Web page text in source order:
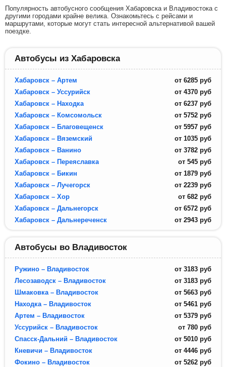
Популярность автобусного сообщения Хабаровска и Владивостока с
другими городами крайне велика. Ознакомьтесь с рейсами и
маршрутами, которые могут стать интересной альтернативой вашей
поездке.
Автобусы из Хабаровска
Хабаровск – Артем от 6285 руб
Хабаровск – Уссурийск
от 4370 руб
Хабаровск – Находка
от 6237 руб
Хабаровск – Комсомольск
от 5752 руб
Хабаровск – Благовещенск
от 5957 руб
Хабаровск – Вяземский
от 1035 руб
Хабаровск – Ванино
от 3782 руб
Хабаровск – Переяславка
от 545 руб
Хабаровск – Бикин
от 1879 руб
Хабаровск – Лучегорск
от 2239 руб
Хабаровск – Хор
от 682 руб
Хабаровск – Дальнегорск
от 6572 руб
Хабаровск – Дальнереченск
от 2943 руб
Автобусы во Владивосток
Ружино – Владивосток от 3183 руб
Лесозаводск – Владивосток
от 3183 руб
Шмаковка – Владивосток
от 5663 руб
Находка – Владивосток
от 5461 руб
Артем – Владивосток
от 5379 руб
Уссурийск – Владивосток
от 780 руб
Спасск-Дальний – Владивосток
от 5010 руб
Кневичи – Владивосток
от 4446 руб
Фокино – Владивосток
от 5262 руб